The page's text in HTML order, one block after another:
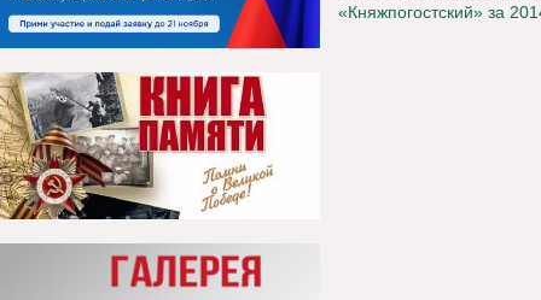
«Княжпогостский» за